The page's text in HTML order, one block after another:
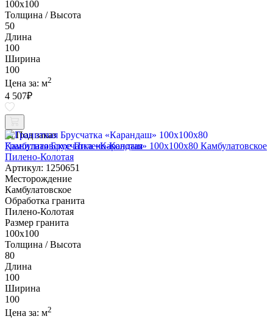
100х100
Толщина / Высота
50
Длина
100
Ширина
100
Цена за: м2
4 507₽
Под заказ
Гранитная Брусчатка «Карандаш» 100х100x80 Камбулатовское
Пилено-Колотая
Артикул: 1250651
Месторождение
Камбулатовское
Обработка гранита
Пилено-Колотая
Размер гранита
100х100
Толщина / Высота
80
Длина
100
Ширина
100
Цена за: м2